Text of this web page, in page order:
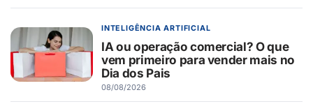
INTELIGÊNCIA ARTIFICIAL
IA ou operação comercial? O que
vem primeiro para vender mais no
Dia dos Pais
08/08/2026